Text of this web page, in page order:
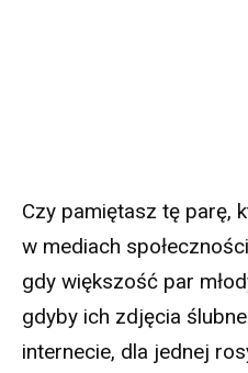
Czy pamiętasz tę parę,
w mediach
gdy większość par
gdyby ich zdjęcia
internecie, dla jednej